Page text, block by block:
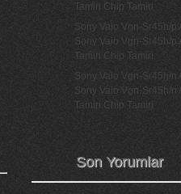
Tamiri Chip Tamiri
Sony Vaio Vgn-Sr45h/p
Sony Vaio Vgn-Sr45h/p
Tamiri Chip Tamiri
Sony Vaio Vgn-Sr45h/n
Sony Vaio Vgn-Sr45h/n
Tamiri Chip Tamiri
Son Yorumlar